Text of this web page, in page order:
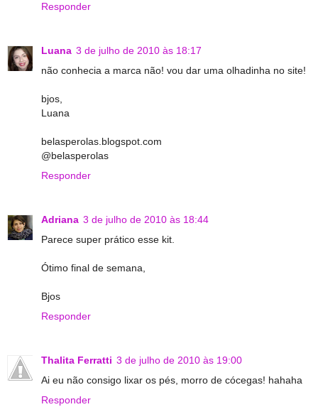
Responder
Luana 3 de julho de 2010 às 18:17
não conhecia a marca não! vou dar uma olhadinha no site!
bjos,
Luana
belasperolas.blogspot.com
@belasperolas
Responder
Adriana 3 de julho de 2010 às 18:44
Parece super prático esse kit.
Ótimo final de semana,
Bjos
Responder
Thalita Ferratti 3 de julho de 2010 às 19:00
Ai eu não consigo lixar os pés, morro de cócegas! hahaha
Responder